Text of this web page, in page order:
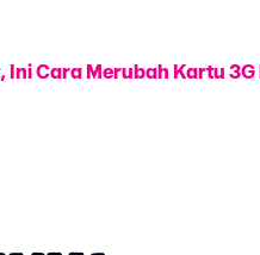
Ini Cara Merubah Kartu 3G